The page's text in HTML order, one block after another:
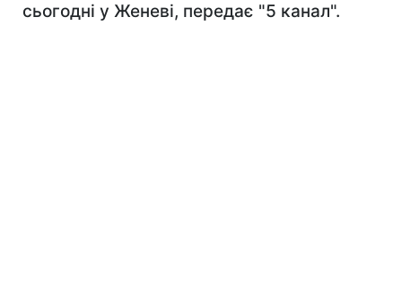
сьогодні у Женеві, передає "5 канал".